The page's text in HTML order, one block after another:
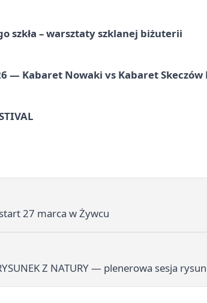
szkła – warsztaty szklanej biżuterii
— Kabaret Nowaki vs Kabaret Skeczów
27 marca w Żywcu
Z NATURY — plenerowa sesja